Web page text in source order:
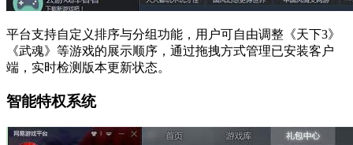
平台支持自定义排序与分组功能，用户可自由调整《天下3》
《武魂》等游戏的展示顺序，通过拖拽方式管理已安装客户
端，实时检测版本更新状态。
智能特权系统